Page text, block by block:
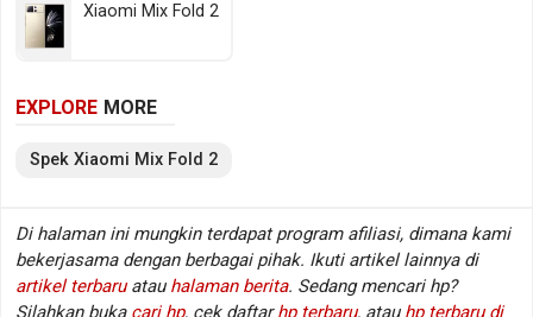
dengan memori RAM sebesar 12 GB RAM (LPDDR5
@ 6400 MHz). Sedangkan pada sektor fotografi
depan Single lens, sementara baterainya mengusung
Li-Polimer berkapasitas 4500 mAh. Berikut beberapa
Spesifikasi Xiaomi Mix Fold 2
Jaringan:GSM / CDMA / HSDPA / LTE / 5G
Xiaomi Mix Fold 2
EXPLORE MORE
Spek Xiaomi Mix Fold 2
Di halaman ini mungkin terdapat program afiliasi, dimana kami
bekerjasama dengan berbagai pihak. Ikuti artikel lainnya di
artikel terbaru atau halaman berita. Sedang mencari hp?
Silahkan buka cari hp, cek daftar hp terbaru, atau hp terbaru di